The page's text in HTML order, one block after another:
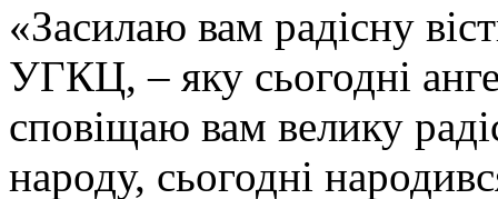
«Засилаю вам радісну
УГКЦ, – яку сьогодні
сповіщаю вам велику
народу, сьогодні